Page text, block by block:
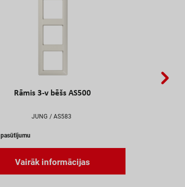
Rāmis 3-v bēšs AS500
JUNG AS583
pasūtījumu
Vairāk informācijas